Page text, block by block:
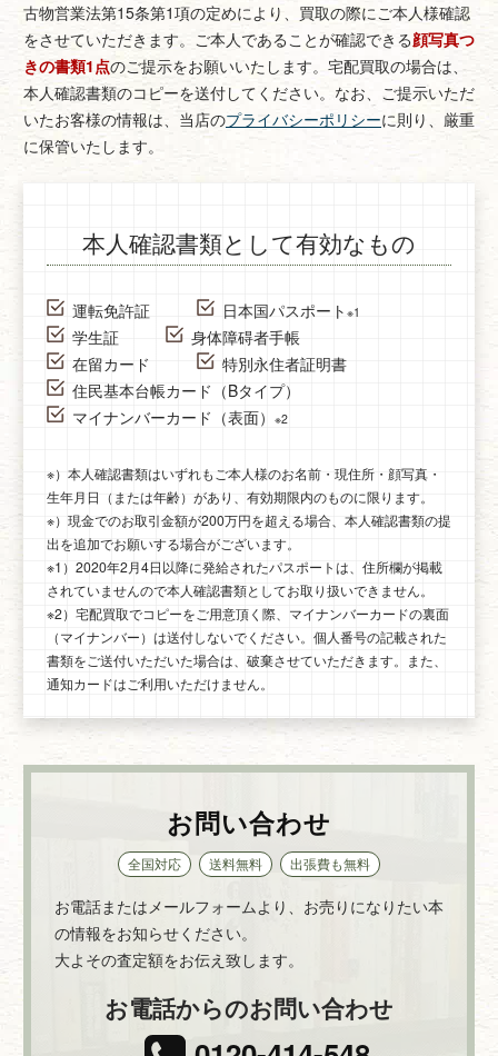
古物営業法第15条第1項の定めにより、買取の際にご本人様確認
をさせていただきます。 ご本人であることが確認できる顔写真つ
きの書類1点のご提示をお願いいたします。 宅配買取の場合は、
本人確認書類のコピーを送付してください。 なお、ご提示いただ
いたお客様の情報は、当店のプライバシーポリシーに則り、厳重
に保管いたします。
本人確認書類として有効なもの
運転免許証 日本国パスポート ※1
学生証
身体障碍者手帳
在留カード
特別永住者証明書
住民基本台帳カード（Bタイプ）
マイナンバーカード（表面） ※2
※）本人確認書類はいずれもご本人様のお名前・現住所・顔写真・
生年月日（または年齢）があり、有効期限内のものに限ります。
※）現金でのお取引金額が200万円を超える場合、本人確認書類の提
出を追加でお願いする場合がございます。
※1）2020年2月4日以降に発給されたパスポートは、住所欄が掲載
されていませんので本人確認書類としてお取り扱いできません。
※2）宅配買取でコピーをご用意頂く際、マイナンバーカードの裏面
（マイナンバー）は送付しないでください。個人番号の記載された
書類をご送付いただいた場合は、破棄させていただきます。また、
通知カードはご利用いただけません。
お問い合わせ
全国対応 送料無料 出張費も無料
お電話またはメールフォームより、お売りになりたい本
の情報をお知らせください。
大よその査定額をお伝え致します。
お電話からのお問い合わせ